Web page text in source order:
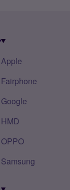
Apple
Fairphone
Google
HMD
OPPO
Samsung